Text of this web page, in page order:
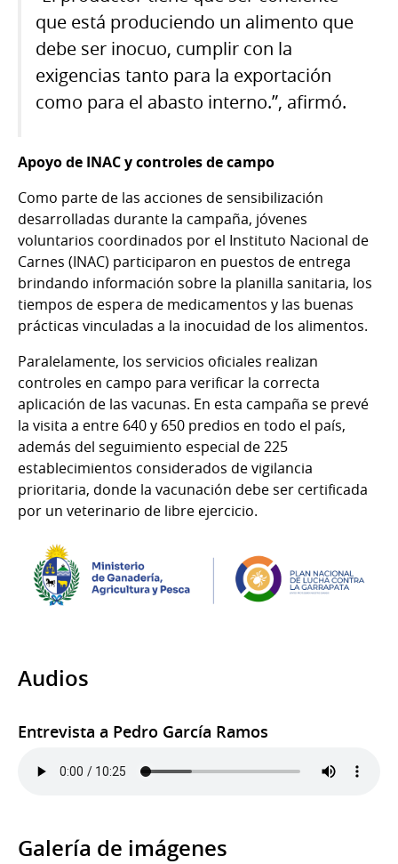
que está produciendo un alimento que
debe ser inocuo, cumplir con la
exigencias tanto para la exportación
como para el abasto interno.”, afirmó.
Apoyo de INAC y controles de campo
Como parte de las acciones de sensibilización
desarrolladas durante la campaña, jóvenes
voluntarios coordinados por el Instituto Nacional de
Carnes (INAC) participaron en puestos de entrega
brindando información sobre la planilla sanitaria, los
tiempos de espera de medicamentos y las buenas
prácticas vinculadas a la inocuidad de los alimentos.
Paralelamente, los servicios oficiales realizan
controles en campo para verificar la correcta
aplicación de las vacunas. En esta campaña se prevé
la visita a entre 640 y 650 predios en todo el país,
además del seguimiento especial de 225
establecimientos considerados de vigilancia
prioritaria, donde la vacunación debe ser certificada
por un veterinario de libre ejercicio.
Audios
Entrevista a Pedro García Ramos
Galería de imágenes